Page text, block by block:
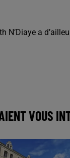
N’Diaye a
VOUS